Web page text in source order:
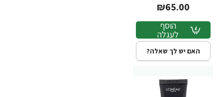
מבית L'Oréal
₪65.00
הוסף
לעגלה
האם יש לך שאלה?